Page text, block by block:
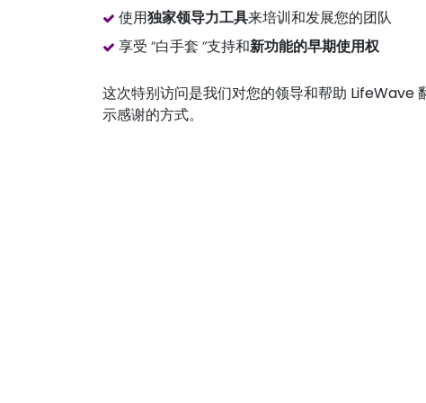
使用独家领导力工具来培训和发展您的团队
享受 “白手套 “支持和新功能的早期使用权
这次特别访问是我们对您的领导和帮助 LifeWave
示感谢的方式。